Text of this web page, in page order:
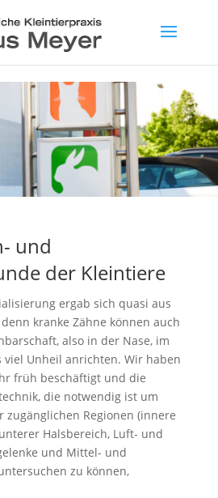
und
der Kleintiere
ergab sich quasi aus
kranke Zähne können auch
also in der Nase, im
viel Unheil anrichten. Wir haben
früh beschäftigt und die
die notwendig ist um
zugänglichen Regionen (innere
Halsbereich, Luft- und
und Mittel- und
zu können,